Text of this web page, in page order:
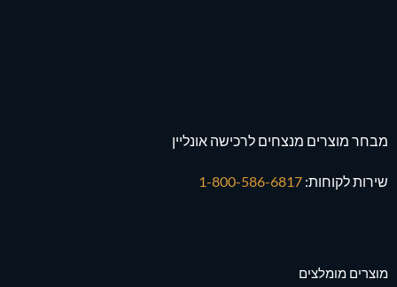
מבחר מוצרים מנצחים לרכישה אונליין
שירות לקוחות:
מוצרים מומלצים